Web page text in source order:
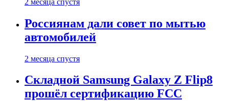
Россиянам дали совет по мытью
автомобилей
2 месяца спустя
Складной Samsung Galaxy Z Flip8
прошёл сертификацию FCC